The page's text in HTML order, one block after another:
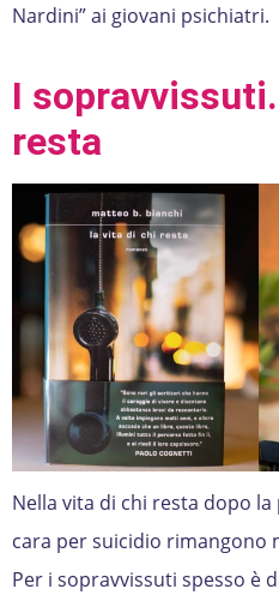
Nardini” ai giovani psichiatri.
I
resta
Nella vita di chi resta dopo
cara per suicidio rimangono
Per i sopravvissuti spesso è